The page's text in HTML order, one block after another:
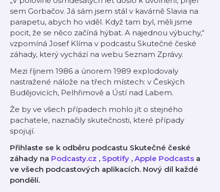
sem Gorbačov. Já sám jsem stál v kavárně Slavia na
parapetu, abych ho viděl. Když tam byl, měli jsme
pocit, že se něco začíná hýbat. A najednou výbuchy,“
vzpomíná Josef Klíma v podcastu Skutečné české
záhady, který vychází na webu Seznam Zprávy.
Mezi říjnem 1986 a únorem 1989 explodovaly
nastražené nálože na třech místech: v Českých
Budějovicích, Pelhřimově a Ústí nad Labem.
Že by ve všech případech mohlo jít o stejného
pachatele, naznačily skutečnosti, které případy
spojují.
Přihlaste se k odběru podcastu Skutečné české
záhady na Podcasty.cz , Spotify , Apple Podcasts a
ve všech podcastových aplikacích. Nový díl každé
pondělí.